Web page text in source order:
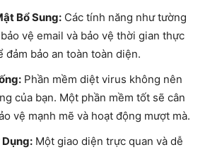
Bổ Sung: Các tính năng như tường
vệ email và bảo vệ thời gian thực
đảm bảo an toàn toàn diện.
Phần mềm diệt virus không nên
của bạn. Một phần mềm tốt sẽ cân
vệ mạnh mẽ và hoạt động mượt mà.
Dụng: Một giao diện trực quan và dễ